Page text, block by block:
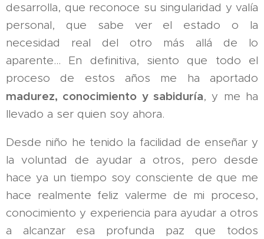
desarrolla, que reconoce su singularidad y valía
personal, que sabe ver el estado o la
necesidad real del otro más allá de lo
aparente... En definitiva, siento que todo el
proceso de estos años me ha aportado
madurez, conocimiento y sabiduría, y me ha
llevado a ser quien soy ahora.
Desde niño he tenido la facilidad de enseñar y
la voluntad de ayudar a otros, pero desde
hace ya un tiempo soy consciente de que me
hace realmente feliz valerme de mi proceso,
conocimiento y experiencia para ayudar a otros
a alcanzar esa profunda paz que todos